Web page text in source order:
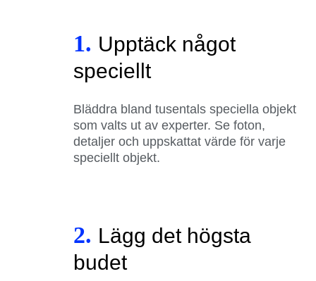
1. Upptäck något
speciellt
Bläddra bland tusentals speciella objekt
som valts ut av experter. Se foton,
detaljer och uppskattat värde för varje
speciellt objekt.
2. Lägg det högsta
budet